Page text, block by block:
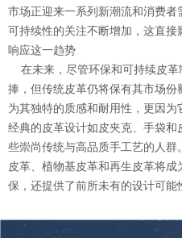
市场正迎来一系列新潮流和消费
可持续性的关注不断增加，这直
响应这一趋势
在未来，尽管环保和可持续皮革
捧，但传统皮革仍将保有其市场
为其独特的质感和耐用性，更因为
经典的皮革设计如皮夹克、手袋
些崇尚传统与高品质手工艺的人
皮革、植物基皮革和再生皮革将
保，还提供了前所未有的设计可能
0
1
3
4
5
6
7